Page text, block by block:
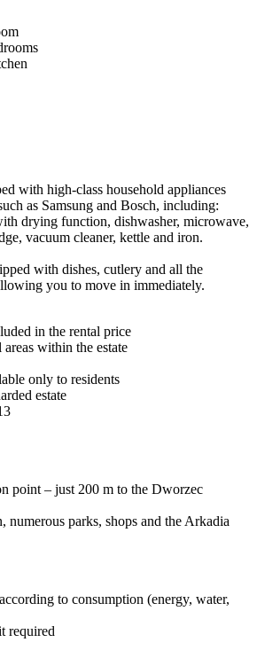
with high-class household appliances
as Samsung and Bosch, including:
drying function, dishwasher, microwave,
vacuum cleaner, kettle and iron.
with dishes, cutlery and all the
you to move in immediately.
in the rental price
areas within the estate
only to residents
estate
point – just 200 m to the Dworzec
numerous parks, shops and the Arkadia
to consumption (energy, water,
required